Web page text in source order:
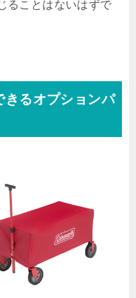
ることはないはずで
きるオプションパ